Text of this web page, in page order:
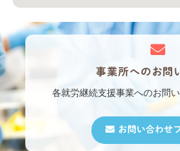
事業所への お問
各就労継続支援事業へのお問
お問い合わせ